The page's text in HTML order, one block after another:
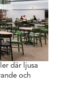
där ljusa
och